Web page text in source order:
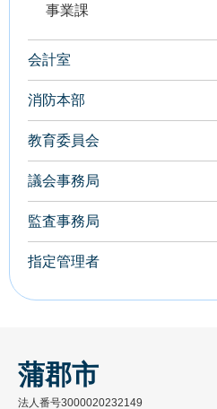
事業課
会計室
消防本部
教育委員会
議会事務局
監査事務局
指定管理者
蒲郡市
法人番号3000020232149